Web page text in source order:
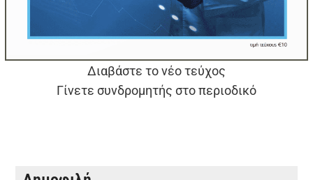
Διαβάστε το νέο τεύχος
Γίνετε συνδρομητής στο περιοδικό